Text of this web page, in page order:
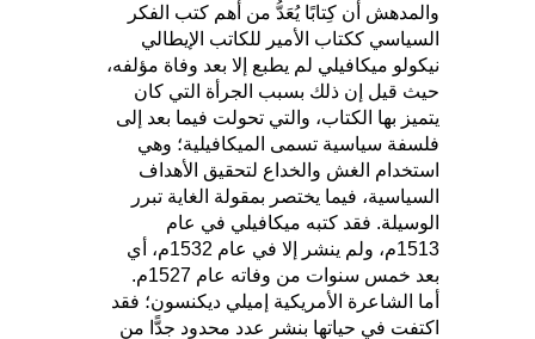
والمدهش أن كِتابًا يُعَدُّ من أهم كتب الفكر
السياسي ككتاب الأمير للكاتب الإيطالي
نيكولو ميكافيلي لم يطبع إلا بعد وفاة مؤلفه،
حيث قيل إن ذلك بسبب الجرأة التي كان
يتميز بها الكتاب، والتي تحولت فيما بعد إلى
فلسفة سياسية تسمى الميكافيلية؛ وهي
استخدام الغش والخداع لتحقيق الأهداف
السياسية، فيما يختصر بمقولة الغاية تبرر
الوسيلة. فقد كتبه ميكافيلي في عام
1513م، ولم ينشر إلا في عام 1532م، أي
بعد خمس سنوات من وفاته عام 1527م.
أما الشاعرة الأمريكية إميلي ديكنسون؛ فقد
اكتفت في حياتها بنشر عدد محدود جدًّا من